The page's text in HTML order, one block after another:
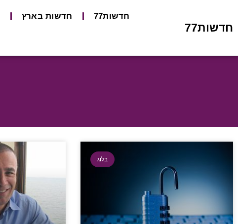
חדשות77
חדשות77 חדשות בארץ
בלוג